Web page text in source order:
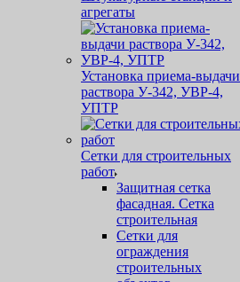
агрегаты
Установка приема-выдачи
раствора У-342, УВР-4,
УПТР
Сетки для строительных
работ
Защитная cетка
фасадная. Сетка
строительная
Сетки для
ограждения
строительных